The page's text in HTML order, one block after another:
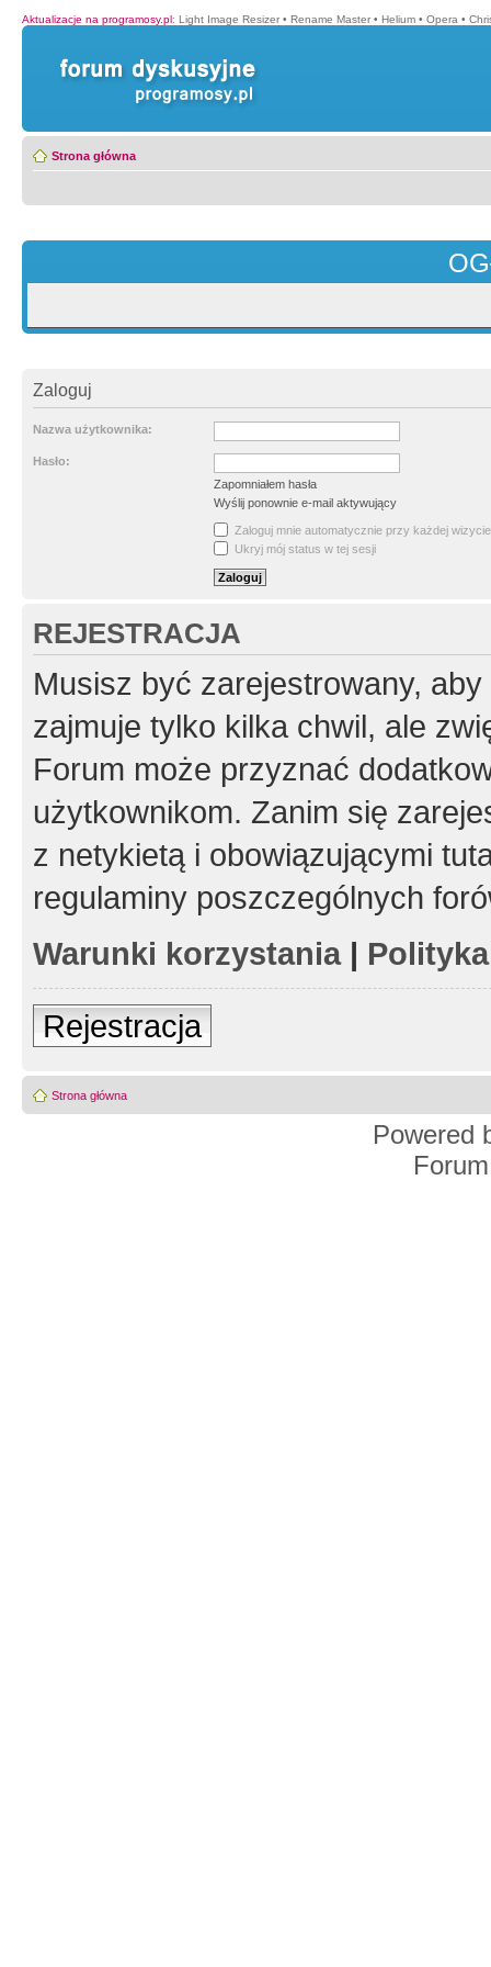
Aktualizacje na programosy.pl: Light Image Resizer • Rename Master • Helium • Opera •
Strona główna
Zaloguj
Nazwa użytkownika:
Hasło:
Zapomniałem hasła
Wyślij ponownie e-mail aktywujący
Zaloguj mnie automatycznie przy każdej wizycie
Ukryj mój status w tej sesji
REJESTRACJA
Musisz być zarejestrowany,
zajmuje tylko kilka chwil, ale
Forum może przyznać
użytkownikom. Zanim się
z netykietą i obowiązującymi
regulaminy poszczególnych
Warunki korzystania|
Rejestracja
Strona główna
Powered